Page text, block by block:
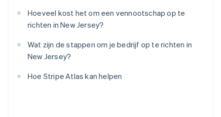
Hoeveel kost het om een vennootschap op te
richten in New Jersey?
Wat zijn de stappen om je bedrijf op te richten in
New Jersey?
Hoe Stripe Atlas kan helpen